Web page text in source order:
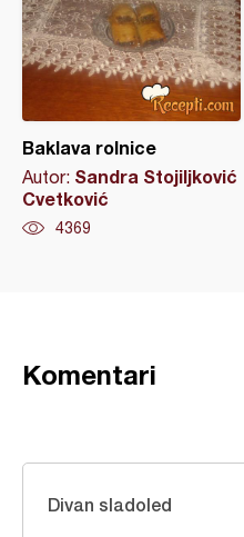
Baklava rolnice
Autor: Sandra Stojiljković
Cvetković
4369
Komentari
Divan sladoled